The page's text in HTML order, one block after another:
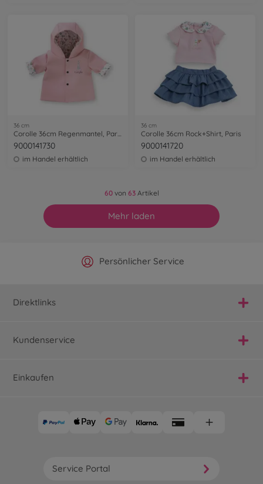
36 cm
9000141730
im Handel erhältlich
36 cm
Corolle 36cm Rock+Shirt, Paris
9000141720
im Handel erhältlich
60von 63Artikel
Mehr laden
Offizieller Hersteller Shop
Persönlicher Service
Versandkostenfrei ab 25€
Schnelle Lieferung
Direktlinks
Kundenservice
Einkaufen
Service Portal